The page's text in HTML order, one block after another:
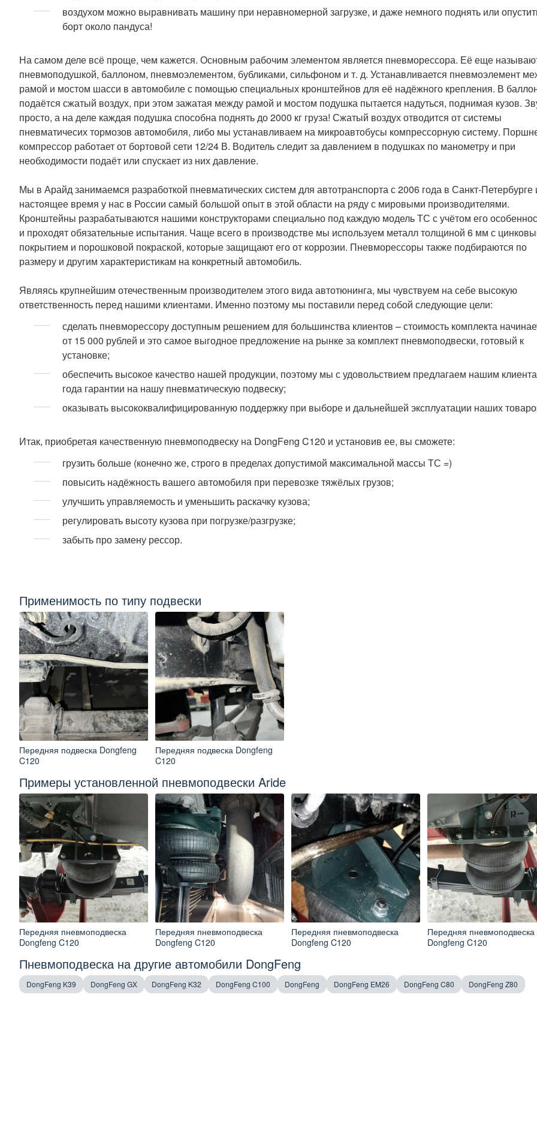
воздухом можно выравнивать машину при неравномерной загрузке, и даже немного поднять или
борт около пандуса!
На самом деле всё проще, чем кажется. Основным рабочим элементом является пневморессора. Её еще
пневмоподушкой, баллоном, пневмоэлементом, бубликами, сильфоном и т. д. Устанавливается пневмоэлемент
рамой и мостом шасси в автомобиле с помощью специальных кронштейнов для её надёжного крепления. В
подаётся сжатый воздух, при этом зажатая между рамой и мостом подушка пытается надуться, поднимая кузов.
просто, а на деле каждая подушка способна поднять до 2000 кг груза! Сжатый воздух отводится от системы
пневматичесих тормозов автомобиля, либо мы устанавливаем на микроавтобусы компрессорную систему.
компрессор работает от бортовой сети 12/24 В. Водитель следит за давлением в подушках по манометру и при
необходимости подаёт или спускает из них давление.
Мы в Арайд занимаемся разработкой пневматических систем для автотранспорта с 2006 года в Санкт-Петербурге
настоящее время у нас в России самый большой опыт в этой области на ряду с мировыми производителями.
Кронштейны разрабатываются нашими конструкторами специально под каждую модель ТС с учётом его
и проходят обязательные испытания. Чаще всего в производстве мы используем металл толщиной 6 мм с
покрытием и порошковой покраской, которые защищают его от коррозии. Пневморессоры также подбираются по
размеру и другим характеристикам на конкретный автомобиль.
Являясь крупнейшим отечественным производителем этого вида автотюнинга, мы чувствуем на себе высокую
ответственность перед нашими клиентами. Именно поэтому мы поставили перед собой следующие цели:
сделать пневморессору доступным решением для большинства клиентов – стоимость комплекта
от 15 000 рублей и это самое выгодное предложение на рынке за комплект пневмоподвески, готовый к
установке;
обеспечить высокое качество нашей продукции, поэтому мы с удовольствием предлагаем нашим
года гарантии на нашу пневматическую подвеску;
оказывать высококвалифицированную поддержку при выборе и дальнейшей эксплуатации наших
Итак, приобретая качественную пневмоподвеску на DongFeng C120 и установив ее, вы сможете:
грузить больше (конечно же, строго в пределах допустимой максимальной массы ТС =)
повысить надёжность вашего автомобиля при перевозке тяжёлых грузов;
улучшить управляемость и уменьшить раскачку кузова;
регулировать высоту кузова при погрузке/разгрузке;
забыть про замену рессор.
Применимость по типу подвески
Передняя подвеска Dongfeng
C120
Передняя подвеска Dongfeng
C120
Примеры установленной пневмоподвески Aride
Передняя пневмоподвеска
Dongfeng C120
Передняя пневмоподвеска
Dongfeng C120
Передняя пневмоподвеска
Dongfeng C120
Передняя пневмоподвеска
Dongfeng C120
Пневмоподвеска на другие автомобили DongFeng
DongFeng K39 DongFeng GX DongFeng K32 DongFeng C100 DongFeng DongFeng EM26 DongFeng C80 DongFeng Z80